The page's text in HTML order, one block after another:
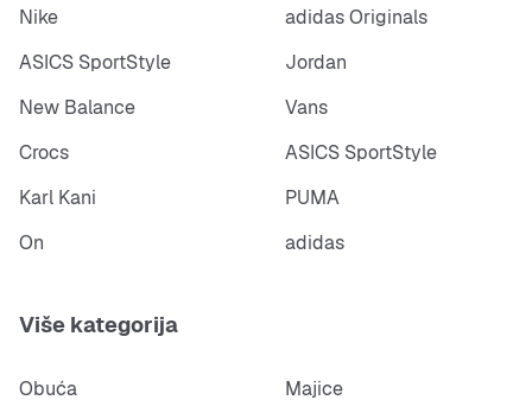
Nike
adidas Originals
ASICS SportStyle
Jordan
New Balance
Vans
Crocs
ASICS SportStyle
Karl Kani
PUMA
On
adidas
Više kategorija
Obuća
Majice